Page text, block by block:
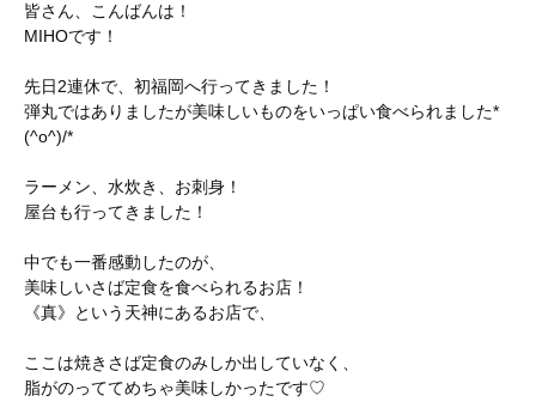
皆さん、こんばんは！
MIHOです！
先日2連休で、初福岡へ行ってきました！
弾丸ではありましたが美味しいものをいっぱい食べられました*
(^o^)/*
ラーメン、水炊き、お刺身！
屋台も行ってきました！
中でも一番感動したのが、
美味しいさば定食を食べられるお店！
《真》という天神にあるお店で、
ここは焼きさば定食のみしか出していなく、
脂がのっててめちゃ美味しかったです♡